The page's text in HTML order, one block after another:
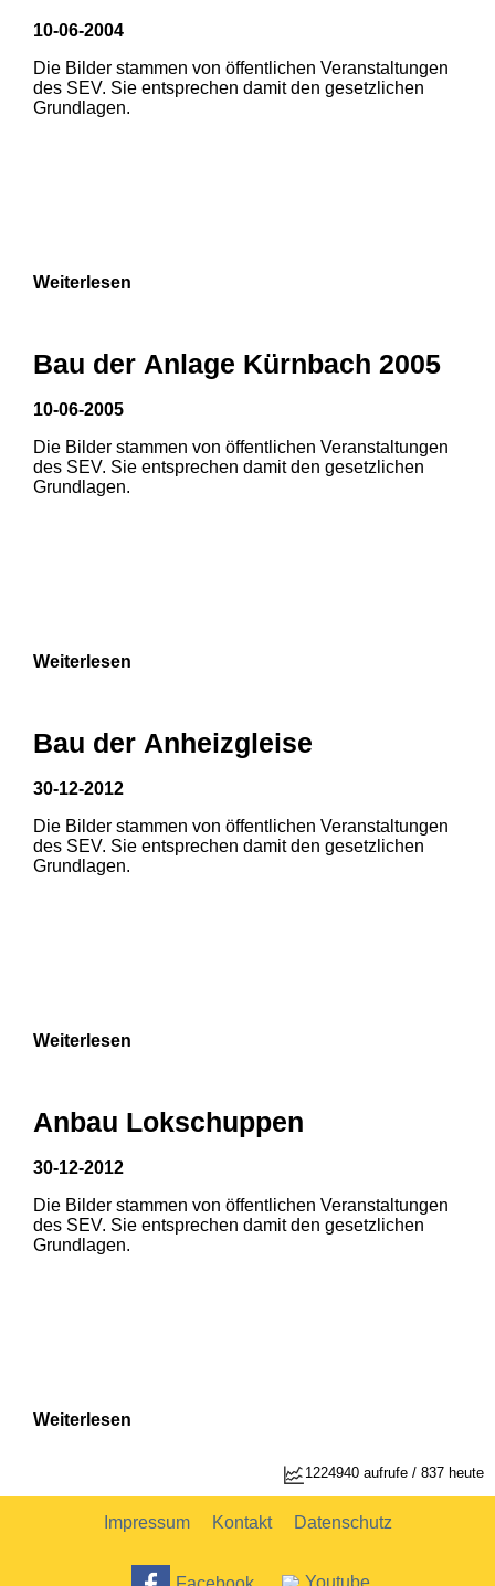
1 2 3
1 2 3
3
10-06-2004
Die Bilder stammen von öffentlichen Veranstaltungen
des SEV. Sie entsprechen damit den gesetzlichen
Grundlagen.
Weiterlesen
Bau der Anlage Kürnbach 2005
10-06-2005
Die Bilder stammen von öffentlichen Veranstaltungen
des SEV. Sie entsprechen damit den gesetzlichen
Grundlagen.
3
Weiterlesen
Bau der Anheizgleise
30-12-2012
Die Bilder stammen von öffentlichen Veranstaltungen
des SEV. Sie entsprechen damit den gesetzlichen
Grundlagen.
Weiterlesen
Anbau Lokschuppen
30-12-2012
Die Bilder stammen von öffentlichen Veranstaltungen
des SEV. Sie entsprechen damit den gesetzlichen
Grundlagen.
Weiterlesen
1224940 aufrufe / 837 heute
Impressum Kontakt Datenschutz